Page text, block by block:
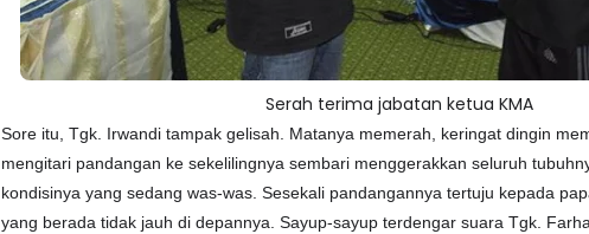
Serah terima jabatan ketua KMA
Sore itu, Tgk. Irwandi tampak gelisah. Matanya memerah, keringat dingin
mengitari pandangan ke sekelilingnya sembari menggerakkan seluruh
kondisinya yang sedang was-was. Sesekali pandangannya tertuju kepada
yang berada tidak jauh di depannya. Sayup-sayup terdengar suara Tgk.